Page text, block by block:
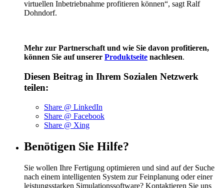
virtuellen Inbetriebnahme profitieren können“, sagt Ralf
Dohndorf.
Mehr zur Partnerschaft und wie Sie davon profitieren,
können Sie auf unserer Produktseite nachlesen.
Diesen Beitrag in Ihrem Sozialen Netzwerk
teilen:
Share @ LinkedIn
Share @ Facebook
Share @ Xing
Benötigen Sie Hilfe?
Sie wollen Ihre Fertigung optimieren und sind auf der Suche
nach einem intelligenten System zur Feinplanung oder einer
leistungsstarken Simulationssoftware? Kontaktieren Sie uns